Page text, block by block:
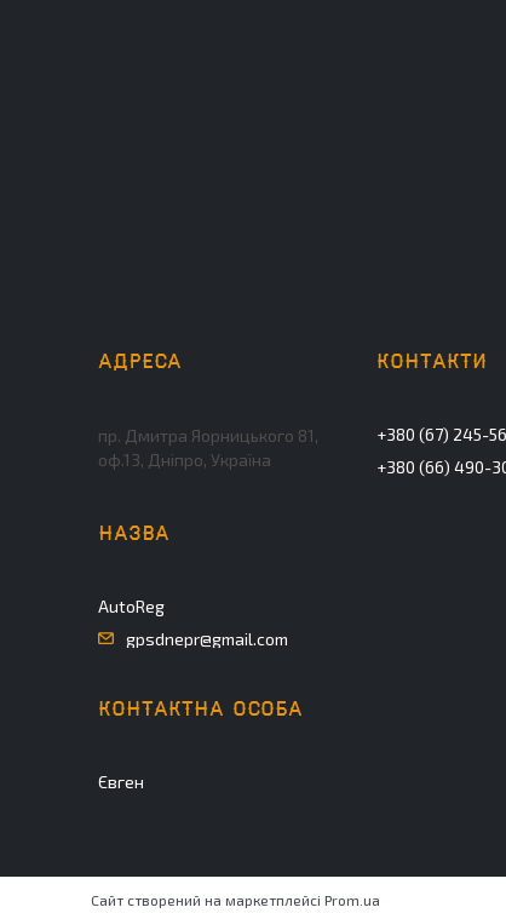
пр. Дмитра Яорницького 81,
оф.13, Дніпро, Україна
AutoReg
gpsdnepr@gmail.com
Євген
+380 (67) 245-
+380 (66) 490-
Сайт створений на маркетплейсі Prom.ua